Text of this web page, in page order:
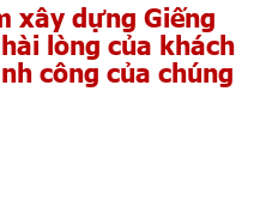
xây dựng Giếng
lòng của khách
công của chúng